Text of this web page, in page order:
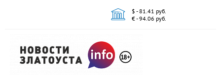
$ - 81.41 руб.
€ - 94.06 руб.